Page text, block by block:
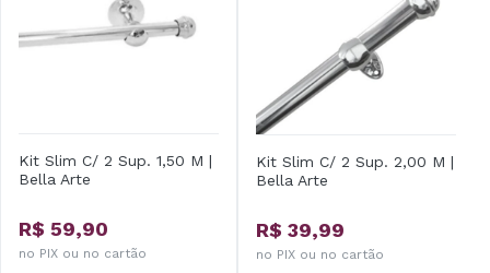
Kit Slim C/ 2 Sup. 1,50 M |
Bella Arte
R$ 59,90
no PIX ou no cartão
Kit Slim C/ 2 Sup. 2,00 M |
Bella Arte
R$ 39,99
no PIX ou no cartão